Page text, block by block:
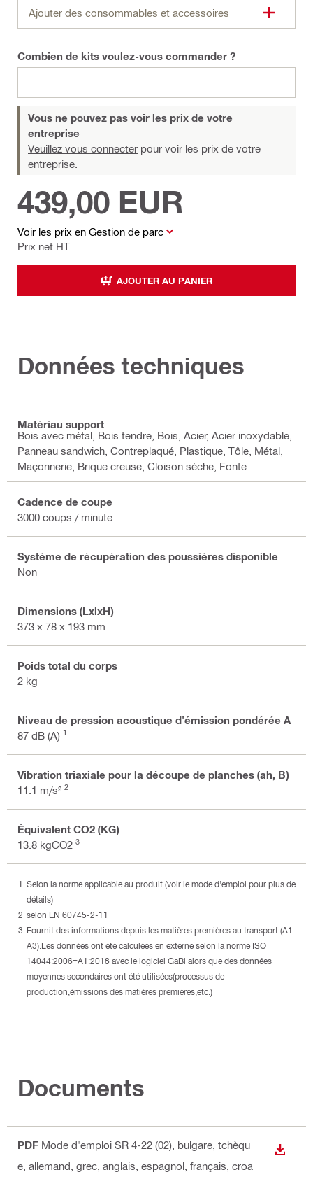
Ajouter des consommables et accessoires
Combien de kits voulez-vous commander ?
Vous ne pouvez pas voir les prix de votre
entreprise
Veuillez vous connecter pour voir les prix de votre
entreprise.
Voir les prix en Gestion de parc
Prix net HT
439,00 EUR
AJOUTER AU PANIER
Données techniques
Matériau support
Bois avec métal, Bois tendre, Bois, Acier, Acier inoxydable,
Panneau sandwich, Contreplaqué, Plastique, Tôle, Métal,
Maçonnerie, Brique creuse, Cloison sèche, Fonte
Cadence de coupe
3000 coups / minute
Système de récupération des poussières disponible
Non
Dimensions (LxlxH)
373 x 78 x 193 mm
Poids total du corps
2 kg
Niveau de pression acoustique d'émission pondérée A
87 dB (A) 1
Vibration triaxiale pour la découpe de planches (ah, B)
11.1 m/s² 2
Équivalent CO2 (KG)
13.8 kgCO2 3
Selon la norme applicable au produit (voir le mode d'emploi pour plus de
détails)
selon EN 60745-2-11
Fournit des informations depuis les matières premières au transport (A1-
A3).Les données ont été calculées en externe selon la norme ISO
14044:2006+A1:2018 avec le logiciel GaBi alors que des données
moyennes secondaires ont été utilisées(processus de
production,émissions des matières premières,etc.)
Documents
PDF Mode d'emploi SR 4-22 (02) , bulgare, tchèqu
e, allemand, grec, anglais, espagnol, français, croa